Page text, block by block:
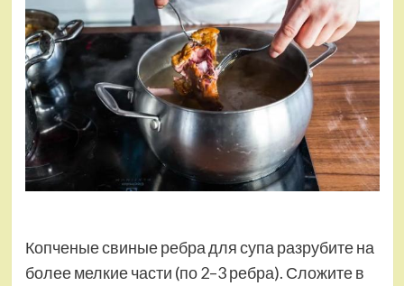
Копченые свиные ребра для супа разрубите на
более мелкие части (по 2–3 ребра). Сложите в